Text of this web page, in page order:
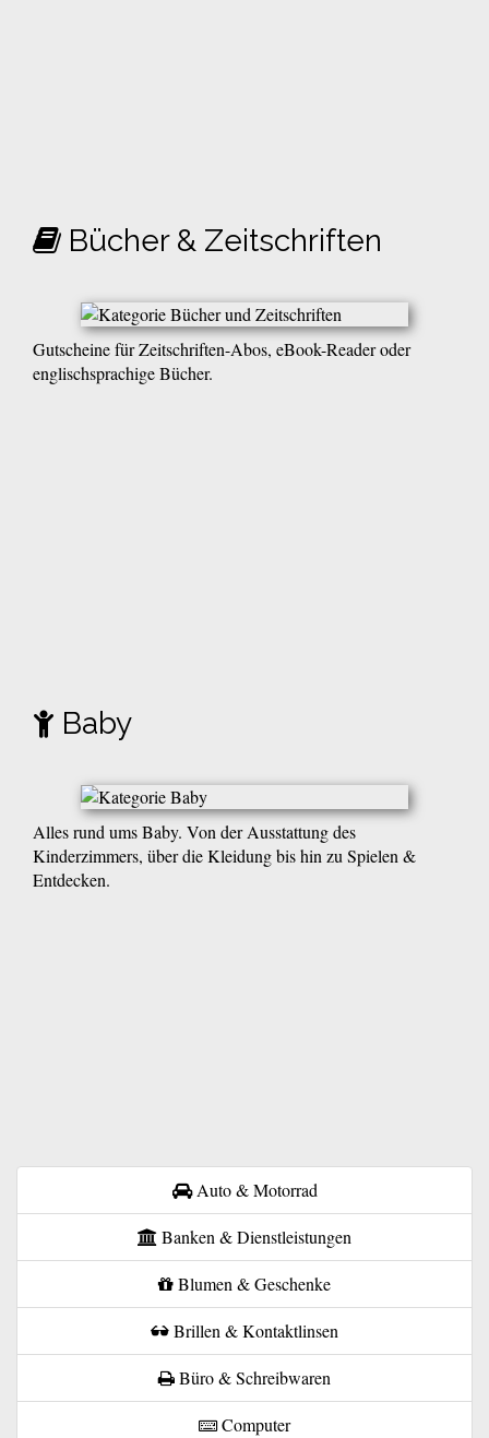
Bücher & Zeitschriften
Gutscheine für Zeitschriften-Abos, eBook-Reader oder
englischsprachige Bücher.
Baby
Alles rund ums Baby. Von der Ausstattung des
Kinderzimmers, über die Kleidung bis hin zu Spielen &
Entdecken.
Auto & Motorrad
Banken & Dienstleistungen
Blumen & Geschenke
Brillen & Kontaktlinsen
Büro & Schreibwaren
Computer